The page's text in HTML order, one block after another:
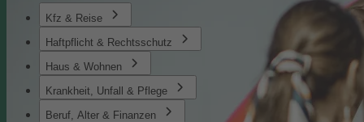
Kfz & Reise
Haftpflicht & Rechtsschutz
Haus & Wohnen
Krankheit, Unfall & Pflege
Beruf, Alter & Finanzen